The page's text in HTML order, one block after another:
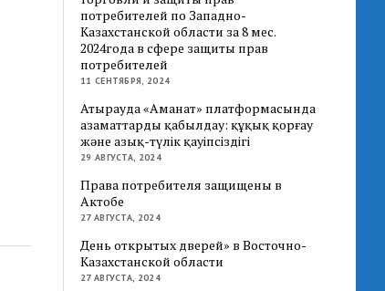
потребителей по Западно-
Казахстанской области за 8 мес.
2024года в сфере защиты прав
потребителей
11 СЕНТЯБРЯ, 2024
Атырауда «Аманат» платформасында
азаматтарды қабылдау: құқық қорғау
және азық-түлік қауіпсіздігі
29 АВГУСТА, 2024
Права потребителя защищены в
Актобе
27 АВГУСТА, 2024
День открытых дверей» в Восточно-
Казахстанской области
27 АВГУСТА, 2024